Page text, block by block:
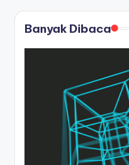
Banyak Dibaca